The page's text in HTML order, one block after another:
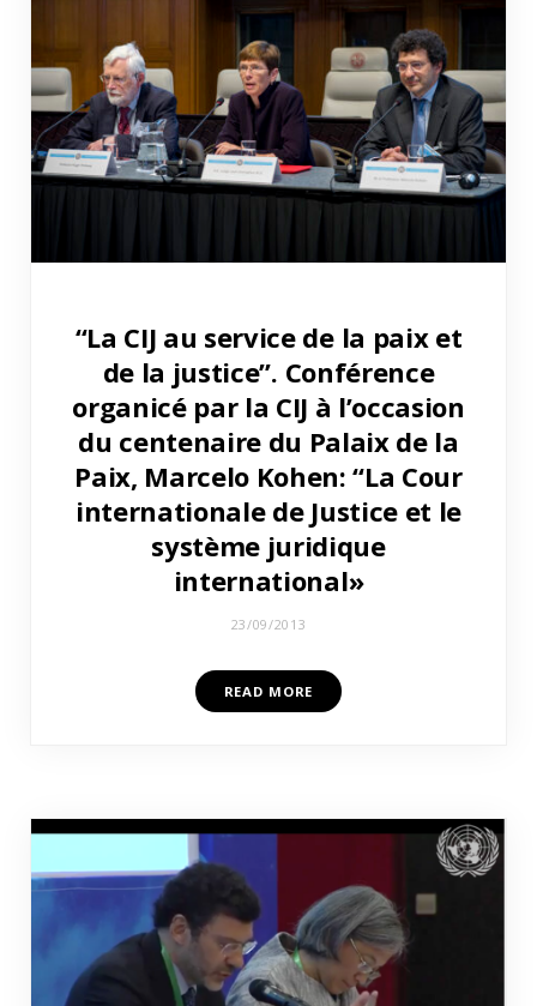
“La CIJ au service de la paix et
de la justice”. Conférence
organicé par la CIJ à l’occasion
du centenaire du Palaix de la
Paix, Marcelo Kohen: “La Cour
internationale de Justice et le
système juridique
international»
23/09/2013
READ MORE